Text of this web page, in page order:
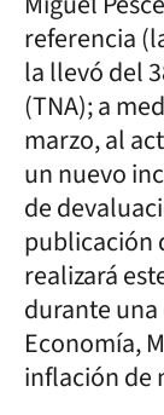
referencia
la llevó del
(TNA); a
marzo, al
un nuevo
de
publicación
realizará
durante
Economía,
inflación de